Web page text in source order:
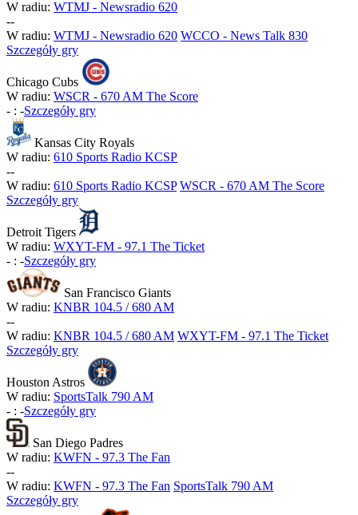
W radiu: WTMJ - Newsradio 620
--
W radiu: WTMJ - Newsradio 620 WCCO - News Talk 830
Szczegóły gry
Chicago Cubs
W radiu: WSCR - 670 AM The Score
- : -Szczegóły gry
Kansas City Royals
W radiu: 610 Sports Radio KCSP
--
W radiu: 610 Sports Radio KCSP WSCR - 670 AM The Score
Szczegóły gry
Detroit Tigers
W radiu: WXYT-FM - 97.1 The Ticket
- : -Szczegóły gry
San Francisco Giants
W radiu: KNBR 104.5 / 680 AM
--
W radiu: KNBR 104.5 / 680 AM WXYT-FM - 97.1 The Ticket
Szczegóły gry
Houston Astros
W radiu: SportsTalk 790 AM
- : -Szczegóły gry
San Diego Padres
W radiu: KWFN - 97.3 The Fan
--
W radiu: KWFN - 97.3 The Fan SportsTalk 790 AM
Szczegóły gry